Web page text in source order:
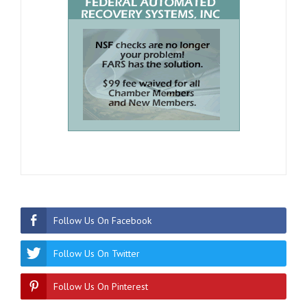
Follow Us On Facebook
Follow Us On Twitter
Follow Us On Pinterest